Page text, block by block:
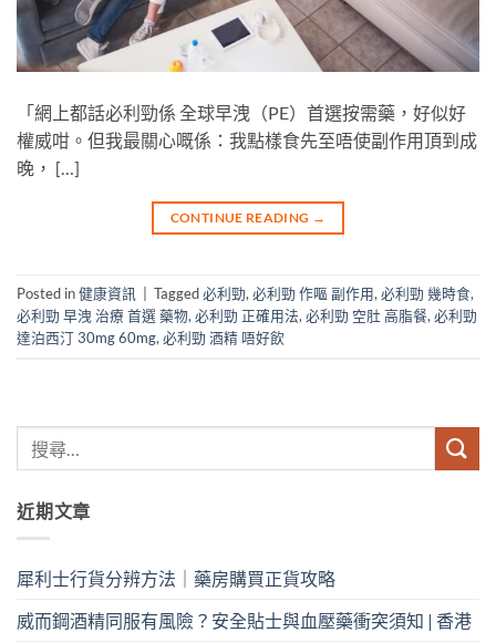
「網上都話必利勁係 全球早洩（PE）首選按需藥，好似好
權威咁。但我最關心嘅係：我點樣食先至唔使副作用頂到成
晚， […]
CONTINUE READING →
Posted in健康資訊 Tagged必利勁,必利勁 作嘔 副作用,必利勁 幾時食,
必利勁 早洩 治療 首選 藥物,必利勁 正確用法,必利勁 空肚 高脂餐,必利勁
達泊西汀 30mg 60mg,必利勁 酒精 唔好飲
近期文章
犀利士行貨分辨方法｜藥房購買正貨攻略
威而鋼酒精同服有風險？安全貼士與血壓藥衝突須知 | 香港